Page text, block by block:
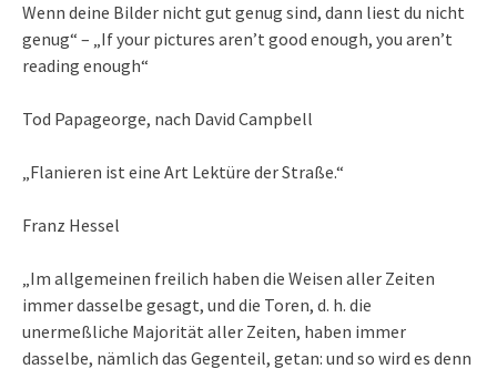
Wenn deine Bilder nicht gut genug sind, dann liest du nicht
genug“ – „If your pictures aren’t good enough, you aren’t
reading enough“
Tod Papageorge, nach David Campbell
„Flanieren ist eine Art Lektüre der Straße.“
Franz Hessel
„Im allgemeinen freilich haben die Weisen aller Zeiten
immer dasselbe gesagt, und die Toren, d. h. die
unermeßliche Majorität aller Zeiten, haben immer
dasselbe, nämlich das Gegenteil, getan: und so wird es denn